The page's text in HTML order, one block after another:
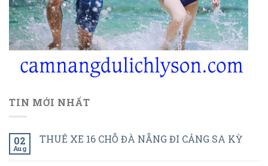
TIN MỚI NHẤT
02
Aug
THUÊ XE 16 CHỖ ĐÀ NẴNG ĐI CẢNG SA KỲ